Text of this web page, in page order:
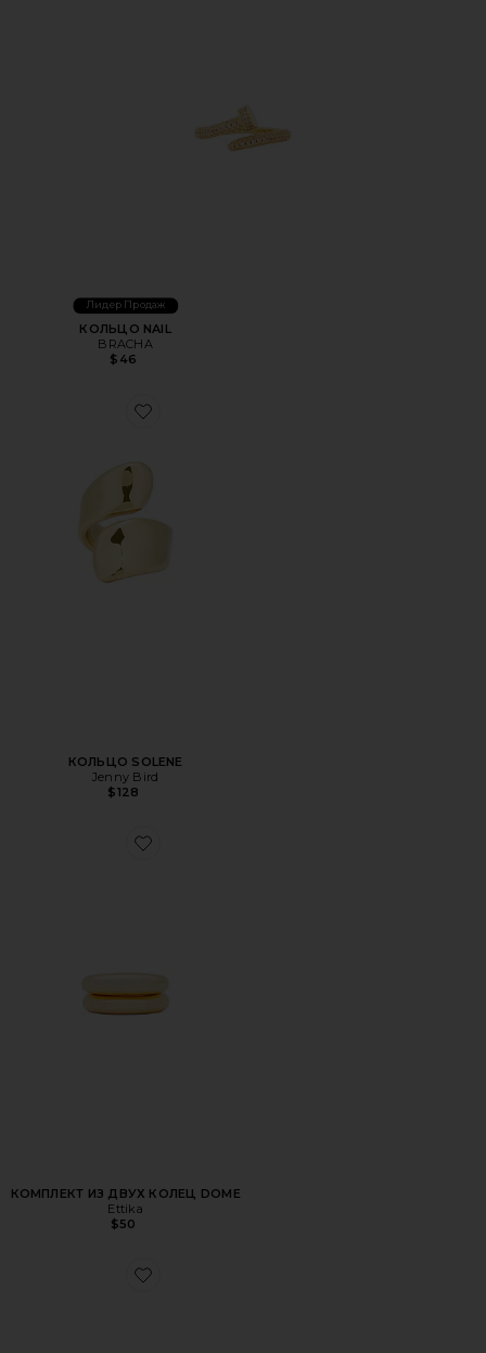
Лидер Продаж
КОЛЬЦО NAIL
BRACHA
$46
Favorite КОЛЬЦО SOLENE
КОЛЬЦО SOLENE
Jenny Bird
$128
Favorite КОМПЛЕКТ ИЗ ДВУХ КОЛЕЦ DOME
КОМПЛЕКТ ИЗ ДВУХ КОЛЕЦ DOME
Ettika
$50
Favorite КОЛЬЦО